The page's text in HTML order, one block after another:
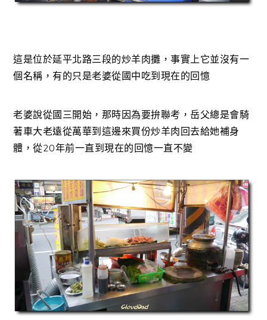
這是位於延平北路三段的炒羊肉攤，事實上它並沒有一
個名稱，有的只是老婆從國中吃到現在的回憶
老婆說從國三開始，那時因為要拚聯考，岳父總是會騎
著車大老遠從萬華到這邊來買份炒羊肉回去給她補身
體，從20年前一直到現在的回憶一直不變